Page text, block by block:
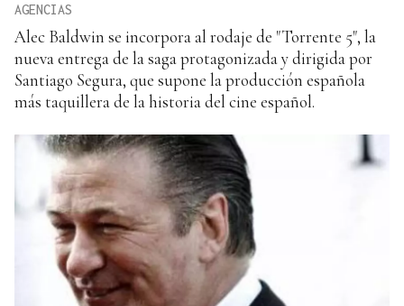
AGENCIAS
Alec Baldwin se incorpora al rodaje de "Torrente 5", la
nueva entrega de la saga protagonizada y dirigida por
Santiago Segura, que supone la producción española
más taquillera de la historia del cine español.